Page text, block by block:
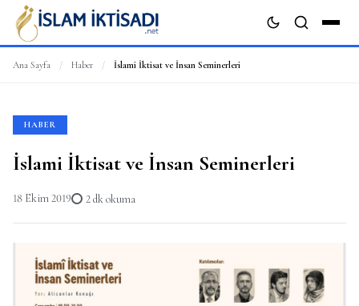
Ana Sayfa / Haber / İslami İktisat ve İnsan Seminerleri
HABER
İslami İktisat ve İnsan Seminerleri
18 Ekim 2019 2 dk okuma